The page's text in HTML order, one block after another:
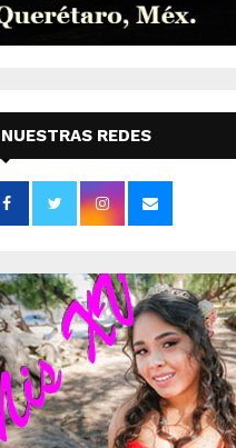
NUESTRAS REDES
SOCIALES